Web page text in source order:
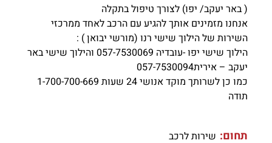
( באר יעקב/ יפו) לצורך טיפול בתקלה
אנחנו מזמינים אותך להגיע עם הרכב לאחד ממרכזי
השירות של הילוך שישי רנו (מורשי יבואן ) :
הילוך שישי יפו -עובדיה 057-7530069 והילוך שישי באר
יעקב – אירית057-7530094
כמו כן לשרותך מוקד אנושי 24 שעות 1-700-700-669
תודה
תחום: שירות לרכב